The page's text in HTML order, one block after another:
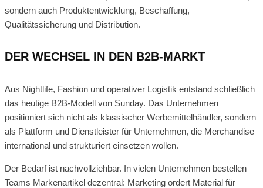
sondern auch Produktentwicklung, Beschaffung,
Qualitätssicherung und Distribution.
DER WECHSEL IN DEN B2B-MARKT
Aus Nightlife, Fashion und operativer Logistik entstand schließlich
das heutige B2B-Modell von Sunday. Das Unternehmen
positioniert sich nicht als klassischer Werbemittelhändler, sondern
als Plattform und Dienstleister für Unternehmen, die Merchandise
international und strukturiert einsetzen wollen.
Der Bedarf ist nachvollziehbar. In vielen Unternehmen bestellen
Teams Markenartikel dezentral: Marketing ordert Material für